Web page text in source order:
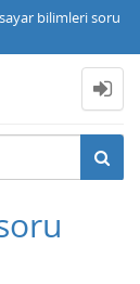
bilimleri soru